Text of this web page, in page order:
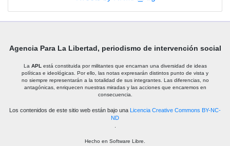
Agencia Para La Libertad, periodismo de intervención social
La APLestá constituida por militantes que encarnan una diversidad de ideas
políticas e ideológicas. Por ello, las notas expresarán distintos punto de vista y
no siempre representarán a la totalidad de sus integrantes. Las diferencias, no
antagónicas, enriquecen nuestras miradas y las acciones que encaremos en
consecuencia.
Los contenidos de este sitio web están bajo una Licencia Creative Commons BY-NC-
ND
Hecho en Software Libre.